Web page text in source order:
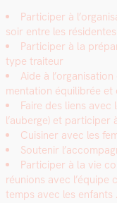
Par­ticiper à
soir entre les
Par­ticiper à la
type trai­teur
Aide à
men­ta­tion équili­brée et
Faire des liens
l’auberge) et par­ticiper
Cuisin­er avec les
Soutenir
Par­ticiper à la vie
réu­nions avec l’équipe
temps avec les enfants